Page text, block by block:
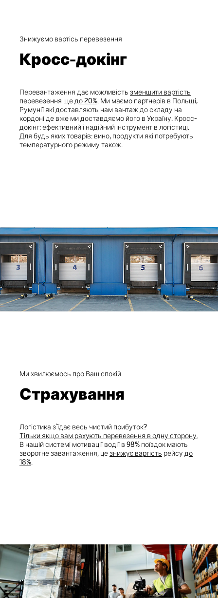
Знижуємо вартісь перевезення
Кросс-докінг
Перевантаження дає можливість зменшити вартість
перевезення щедо 20%. Ми маємо партнерів в Польщі,
Румунії які доставляють нам вантаж до складу на
кордоні де вже ми доставдяємо його в Україну. Кросс-
докінг: ефективний і надійний інструмент в логістиці.
Для будь яких товарів: вино, продукти які потребують
температурного режиму також.
Ми хвилюємось про Ваш спокій
Страхування
Логістика з`їдає весь чистий прибуток?
Тільки якщо вам рахують перевезення в одну сторону.
В нашій системі мотивації водії в 98% поїздок мають
зворотне завантаження, цезнижує вартість рейсу до
18%